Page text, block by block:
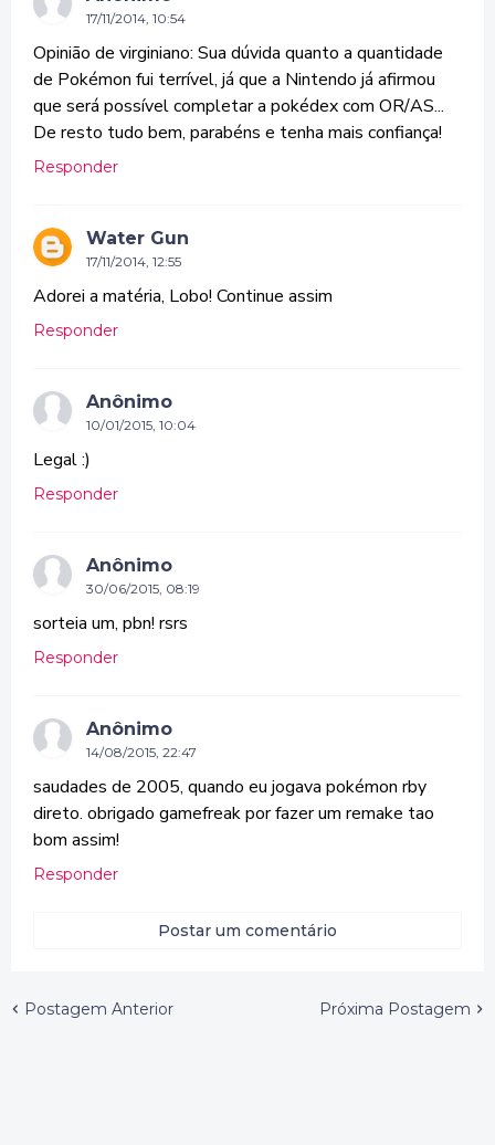
17/11/2014, 10:54
Opinião de virginiano: Sua dúvida quanto a quantidade
de Pokémon fui terrível, já que a Nintendo já afirmou
que será possível completar a pokédex com OR/AS...
De resto tudo bem, parabéns e tenha mais confiança!
Responder
Water Gun
17/11/2014, 12:55
Adorei a matéria, Lobo! Continue assim
Responder
Anônimo
10/01/2015, 10:04
Legal :)
Responder
Anônimo
30/06/2015, 08:19
sorteia um, pbn! rsrs
Responder
Anônimo
14/08/2015, 22:47
saudades de 2005, quando eu jogava pokémon rby
direto. obrigado gamefreak por fazer um remake tao
bom assim!
Responder
Postar um comentário
Postagem Anterior Próxima Postagem